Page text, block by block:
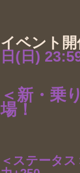
イベント
日(日)
＜新・乗
場！
＜ステータス